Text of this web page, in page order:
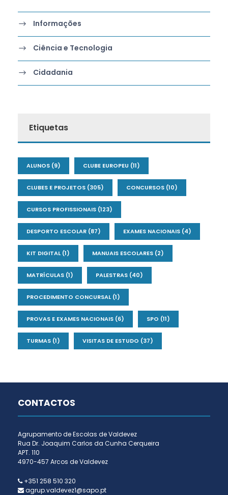
Informações
Ciência e Tecnologia
Cidadania
Etiquetas
ALUNOS (9) CLUBE EUROPEU (11)
CLUBES E PROJETOS (305) CONCURSOS (10)
CURSOS PROFISSIONAIS (123)
DESPORTO ESCOLAR (87) EXAMES NACIONAIS (4)
KIT DIGITAL(1) MANUAIS ESCOLARES (2)
MATRÍCULAS (1) PALESTRAS (40)
PROCEDIMENTO CONCURSAL(1)
PROVAS E EXAMES NACIONAIS (6) SPO (11)
TURMAS (1) VISITAS DE ESTUDO (37)
CONTACTOS
Agrupamento de Escolas de Valdevez
Rua Dr. Joaquim Carlos da Cunha Cerqueira
APT. 110
4970-457 Arcos de Valdevez
+351 258 510 320
agrup.valdevez1@sapo.pt